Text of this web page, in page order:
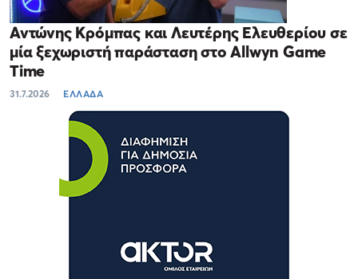
Αντώνης Κρόμπας και Λευτέρης Ελευθερίου σε
μία ξεχωριστή παράσταση στο Allwyn Game
Time
31.7.2026 ΕΛΛΑΔΑ